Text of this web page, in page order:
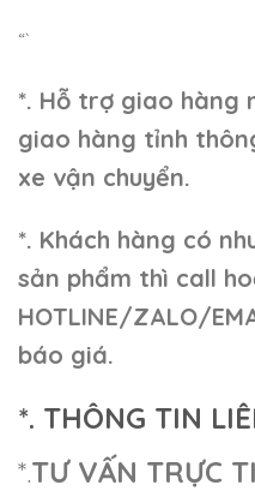
“`
*. Hỗ trợ giao hàng
giao hàng tỉnh
xe vận chuyển.
*. Khách hàng có
sản phẩm thì call
HOTLINE/ZALO/
báo giá.
*. THÔNG TIN
*.TƯ VẤN TRỰC